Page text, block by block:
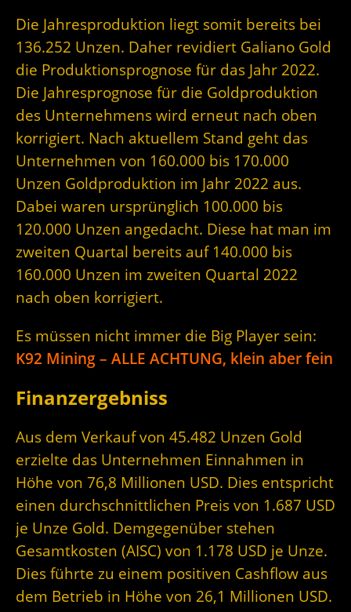
Die Jahresproduktion liegt somit bereits bei
136.252 Unzen. Daher revidiert Galiano Gold
die Produktionsprognose für das Jahr 2022.
Die Jahresprognose für die Goldproduktion
des Unternehmens wird erneut nach oben
korrigiert. Nach aktuellem Stand geht das
Unternehmen von 160.000 bis 170.000
Unzen Goldproduktion im Jahr 2022 aus.
Dabei waren ursprünglich 100.000 bis
120.000 Unzen angedacht. Diese hat man im
zweiten Quartal bereits auf 140.000 bis
160.000 Unzen im zweiten Quartal 2022
nach oben korrigiert.
Es müssen nicht immer die Big Player sein:
K92 Mining – ALLE ACHTUNG, klein aber fein
Finanzergebniss
Aus dem Verkauf von 45.482 Unzen Gold
erzielte das Unternehmen Einnahmen in
Höhe von 76,8 Millionen USD. Dies entspricht
einen durchschnittlichen Preis von 1.687 USD
je Unze Gold. Demgegenüber stehen
Gesamtkosten (AISC) von 1.178 USD je Unze.
Dies führte zu einem positiven Cashflow aus
dem Betrieb in Höhe von 26,1 Millionen USD.